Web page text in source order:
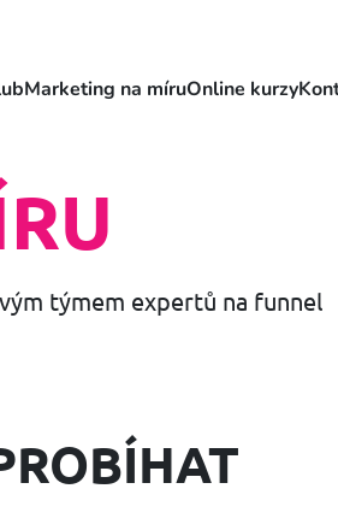
Marketing na míruOnline kurzy
týmem expertů na funnel